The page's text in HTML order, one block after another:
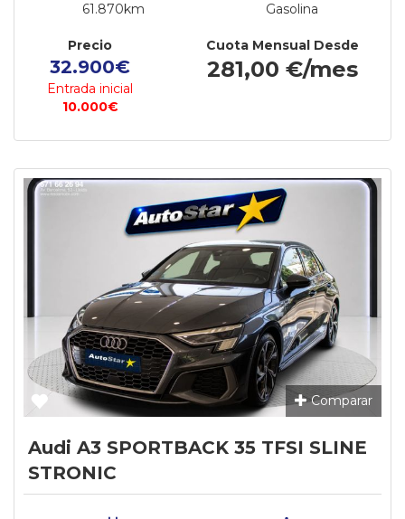
61.870km Gasolina
Precio
32.900€
Entrada inicial
10.000€
Cuota Mensual Desde
281,00 €/mes
Comparar
Audi A3 SPORTBACK 35 TFSI SLINE
STRONIC